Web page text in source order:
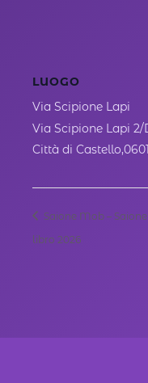
LUOGO
Via Scipione Lapi
Via Scipione Lapi 2/
Città di Castello,
Saione Mob –
libro 2026